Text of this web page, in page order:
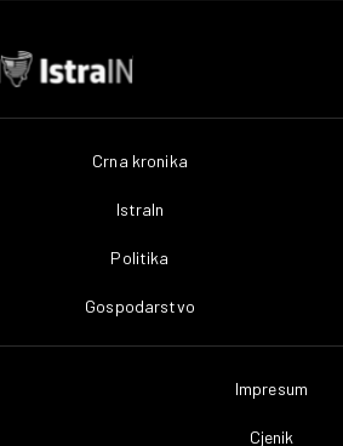
Crna kronika
IstraIn
Politika
Gospodarstvo
Impresum
Cjenik